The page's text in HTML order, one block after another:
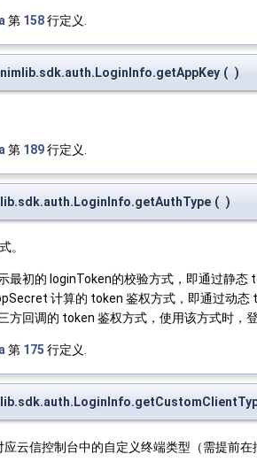
第 158行定义.
( )
第 189行定义.
( )
。
最初的 loginToken的校验方式，即通过静态
计算的 token 鉴权方式，即通过动态
方回调的 token 鉴权方式，使用该方式时，
第 175 行定义.
应云信控制台中的自定义终端类型（需提前